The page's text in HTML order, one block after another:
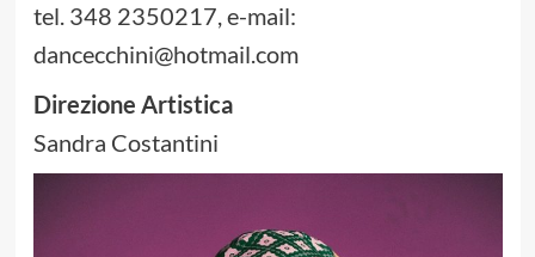
tel. 348 2350217, e-mail:
dancecchini@hotmail.com
Direzione Artistica
Sandra Costantini